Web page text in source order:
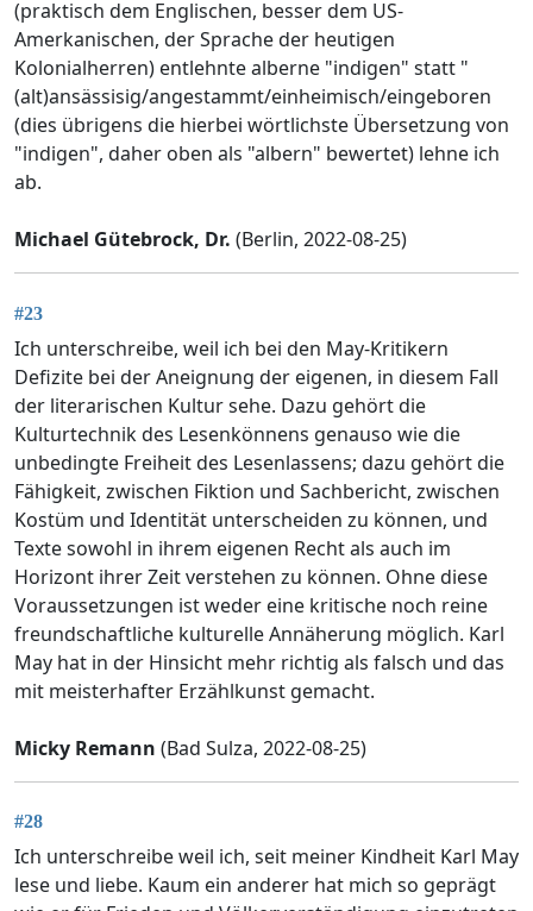
(praktisch dem Englischen, besser dem US-
Amerkanischen, der Sprache der heutigen
Kolonialherren) entlehnte alberne "indigen" statt "
(alt)ansässisig/angestammt/einheimisch/eingeboren
(dies übrigens die hierbei wörtlichste Übersetzung von
"indigen", daher oben als "albern" bewertet) lehne ich
ab.
Michael Gütebrock, Dr. (Berlin, 2022-08-25)
#23
Ich unterschreibe, weil ich bei den May-Kritikern
Defizite bei der Aneignung der eigenen, in diesem Fall
der literarischen Kultur sehe. Dazu gehört die
Kulturtechnik des Lesenkönnens genauso wie die
unbedingte Freiheit des Lesenlassens; dazu gehört die
Fähigkeit, zwischen Fiktion und Sachbericht, zwischen
Kostüm und Identität unterscheiden zu können, und
Texte sowohl in ihrem eigenen Recht als auch im
Horizont ihrer Zeit verstehen zu können. Ohne diese
Voraussetzungen ist weder eine kritische noch reine
freundschaftliche kulturelle Annäherung möglich. Karl
May hat in der Hinsicht mehr richtig als falsch und das
mit meisterhafter Erzählkunst gemacht.
Micky Remann (Bad Sulza, 2022-08-25)
#28
Ich unterschreibe weil ich, seit meiner Kindheit Karl May
lese und liebe. Kaum ein anderer hat mich so geprägt